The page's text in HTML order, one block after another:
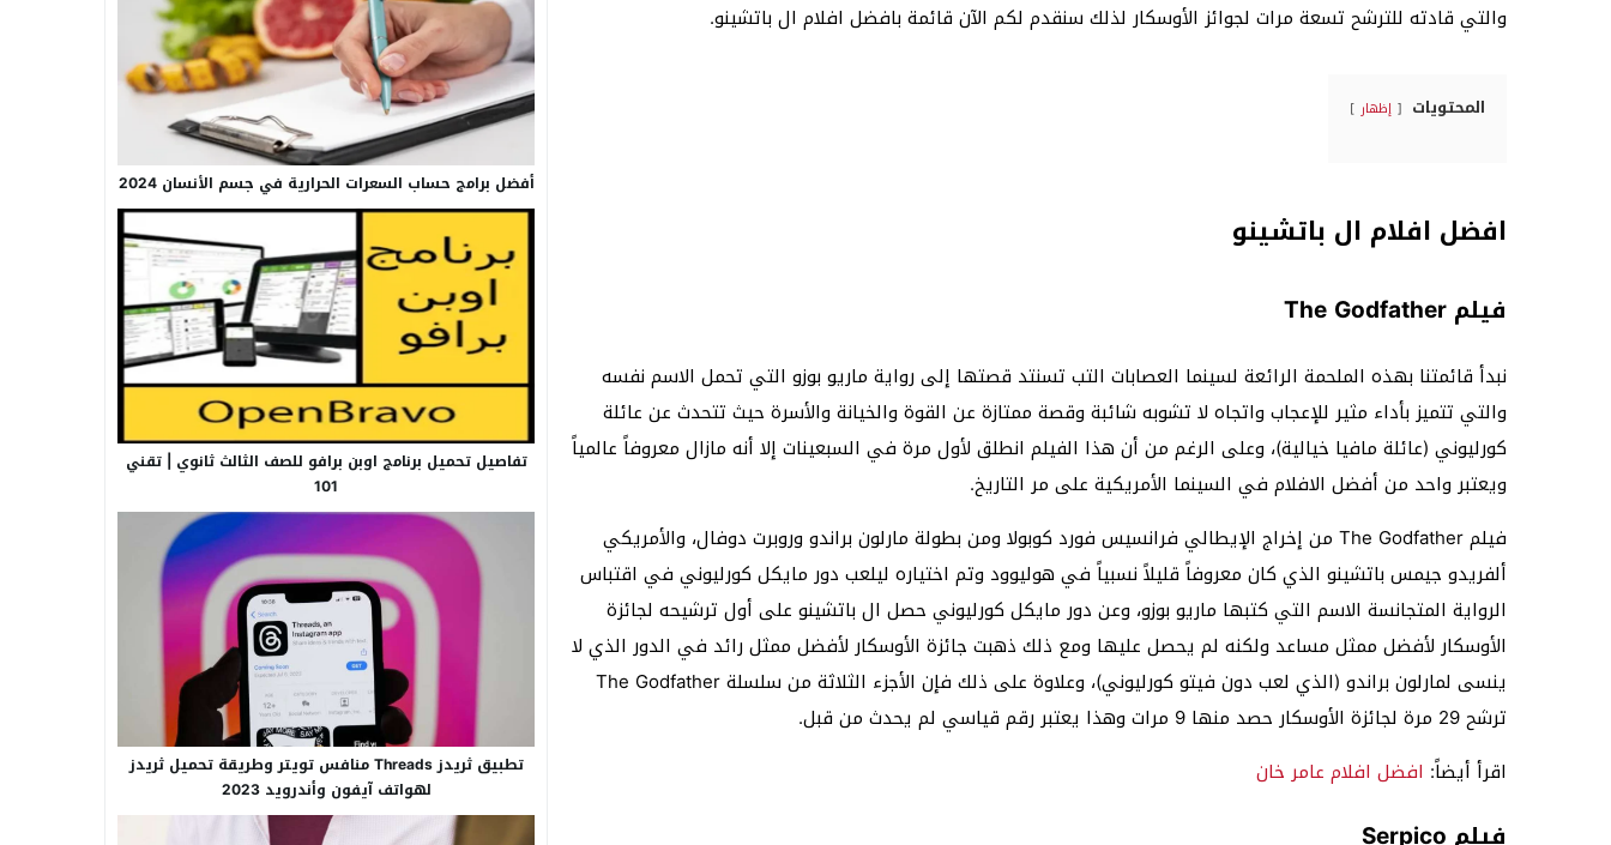
والتي قادته للترشح تسعة مرات لجوائز الأوسكار لذلك سنقدم لكم الآن قائمة بافضل افلام ال باتشينو.
المحتويات إظهار
افضل افلام ال باتشينو
فيلم The Godfather
نبدأ قائمتنا بهذه الملحمة الرائعة لسينما العصابات التب تسنتد قصتها إلى رواية ماريو بوزو التي تحمل الاسم نفسه
والتي تتميز بأداء مثير للإعجاب واتجاه لا تشوبه شائبة وقصة ممتازة عن القوة والخيانة والأسرة حيث تتحدث عن عائلة
كورليوني (عائلة مافيا خيالية)، وعلى الرغم من أن هذا الفيلم انطلق لأول مرة في السبعينات إلا أنه مازال معروفاً عالمياً
ويعتبر واحد من أفضل الافلام في السينما الأمريكية على مر التاريخ.
فيلم The Godfather من إخراج الإيطالي فرانسيس فورد كوبولا ومن بطولة مارلون براندو وروبرت دوفال، والأمريكي
ألفريدو جيمس باتشينو الذي كان معروفاً قليلاً نسبياً في هوليوود وتم اختياره ليلعب دور مايكل كورليوني في اقتباس
الرواية المتجانسة الاسم التي كتبها ماريو بوزو، وعن دور مايكل كورليوني حصل ال باتشينو على أول ترشيحه لجائزة
الأوسكار لأفضل ممثل مساعد ولكنه لم يحصل عليها ومع ذلك ذهبت جائزة الأوسكار لأفضل ممثل رائد في الدور الذي لا
ينسى لمارلون براندو (الذي لعب دون فيتو كورليوني)، وعلاوة على ذلك فإن الأجزء الثلاثة من سلسلة The Godfather
ترشح 29 مرة لجائزة الأوسكار حصد منها 9 مرات وهذا يعتبر رقم قياسي لم يحدث من قبل.
اقرأ أيضاً: افضل افلام عامر خان
أفضل برامج حساب السعرات الحرارية في جسم الأنسان 2024
تفاصيل تحميل برنامج اوبن برافو للصف الثالث ثانوي | تقني
101
تطبيق ثريدز Threads منافس تويتر وطريقة تحميل ثريدز
لهواتف آيفون وأندرويد 2023